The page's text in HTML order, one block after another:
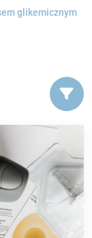
glikemicznym